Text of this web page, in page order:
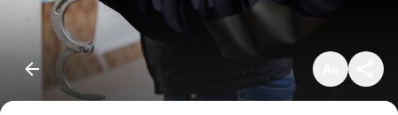
Standaard